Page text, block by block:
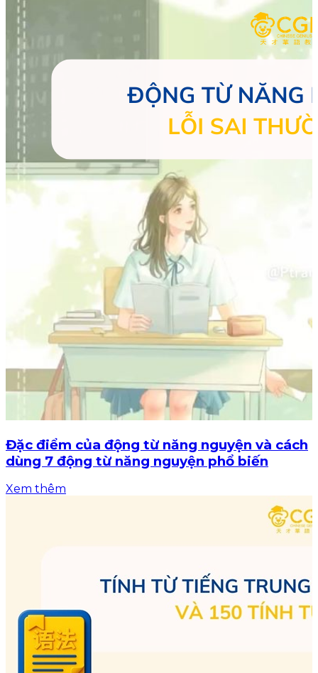
Đặc điểm của động từ năng nguyện và cách
dùng 7 động từ năng nguyện phổ biến
Xem thêm